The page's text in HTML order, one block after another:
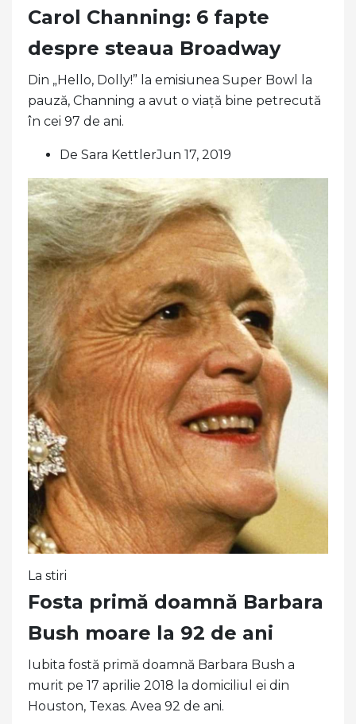
Carol Channing: 6 fapte
despre steaua Broadway
Din „Hello, Dolly!” la emisiunea Super Bowl la
pauză, Channing a avut o viață bine petrecută
în cei 97 de ani.
De Sara KettlerJun 17, 2019
La stiri
Fosta primă doamnă Barbara
Bush moare la 92 de ani
Iubita fostă primă doamnă Barbara Bush a
murit pe 17 aprilie 2018 la domiciliul ei din
Houston, Texas. Avea 92 de ani.